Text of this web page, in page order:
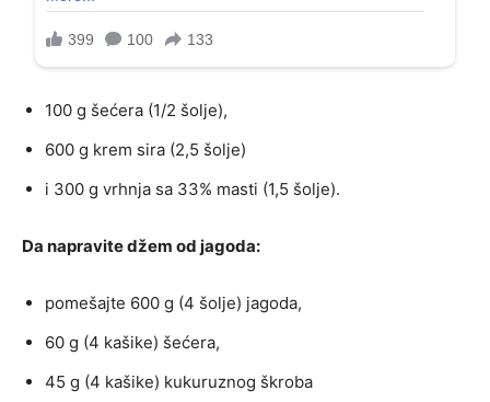
100 g šećera (1/2 šolje),
600 g krem ​​sira (2,5 šolje)
i 300 g vrhnja sa 33% masti (1,5 šolje).
Da napravite džem od jagoda:
pomešajte 600 g (4 šolje) jagoda,
60 g (4 kašike) šećera,
45 g (4 kašike) kukuruznog škroba